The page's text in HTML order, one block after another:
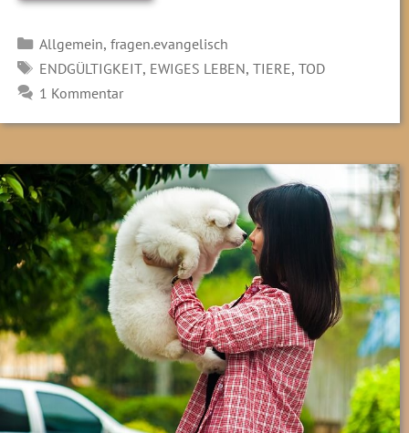
Kategorien
Allgemein, fragen.evangelisch
SCHLAGWÖRTER
ENDGÜLTIGKEIT, EWIGES LEBEN, TIERE, TOD
1 Kommentar